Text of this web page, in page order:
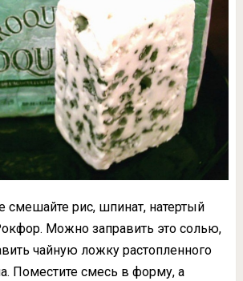
смешайте рис, шпинат, натертый
Можно заправить это солью,
чайную ложку растопленного
Поместите смесь в форму, а